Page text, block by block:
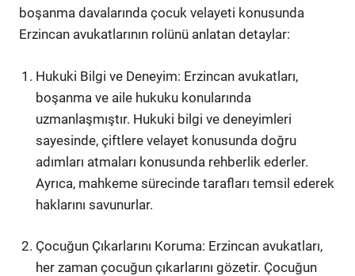
boşanma davalarında çocuk velayeti konusunda
Erzincan avukatlarının rolünü anlatan detaylar:
Hukuki Bilgi ve Deneyim: Erzincan avukatları,
boşanma ve aile hukuku konularında
uzmanlaşmıştır. Hukuki bilgi ve deneyimleri
sayesinde, çiftlere velayet konusunda doğru
adımları atmaları konusunda rehberlik ederler.
Ayrıca, mahkeme sürecinde tarafları temsil ederek
haklarını savunurlar.
Çocuğun Çıkarlarını Koruma: Erzincan avukatları,
her zaman çocuğun çıkarlarını gözetir. Çocuğun